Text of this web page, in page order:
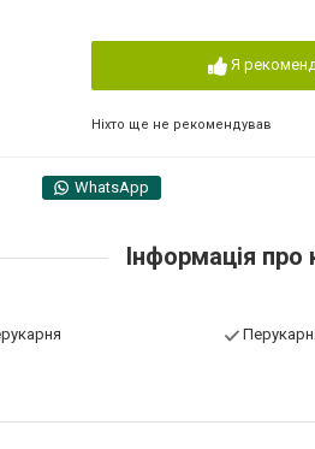
Я
Ніхто ще не рекомендував
WhatsApp
Інформація про